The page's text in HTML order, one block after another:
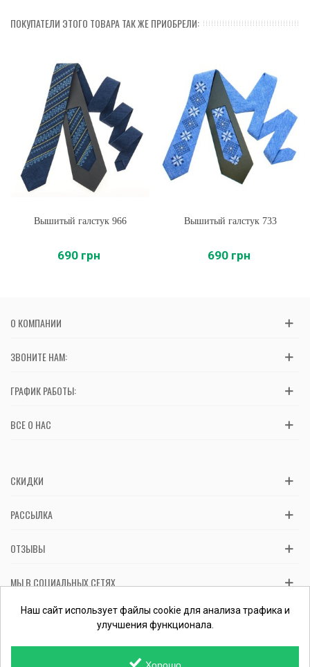
ПОКУПАТЕЛИ ЭТОГО ТОВАРА ТАК ЖЕ ПРИОБРЕЛИ:
Вышитый галстук 966
690 грн
Вышитый галстук 733
690 грн
О КОМПАНИИ
ЗВОНИТЕ НАМ:
ГРАФИК РАБОТЫ:
ВСЕ О НАС
СКИДКИ
РАССЫЛКА
ОТЗЫВЫ
МЫ В СОЦИАЛЬНЫХ СЕТЯХ
Вас обслуживает ФЛП Косташ С.И., номер записи в ЕГР 2 673 000
0000 057597 от 06.01.2017.Проверить ФЛП
Наш сайт использует файлы cookie для анализа трафика и
улучшения функционала.